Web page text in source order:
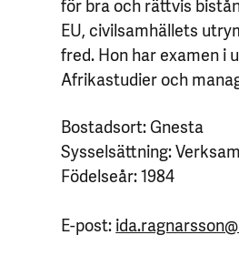
EU, civilsamhällets
fred. Hon har examen i
Afrikastudier och
Bostadsort: Gnesta
Sysselsättning:
Födelseår: 1984
E-post: